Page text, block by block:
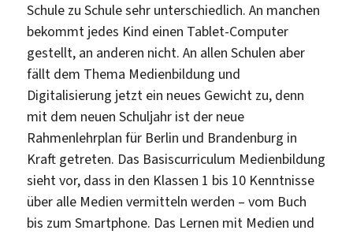
Schule zu Schule sehr unterschiedlich. An manchen
bekommt jedes Kind einen Tablet-Computer
gestellt, an anderen nicht. An allen Schulen aber
fällt dem Thema Medienbildung und
Digitalisierung jetzt ein neues Gewicht zu, denn
mit dem neuen Schuljahr ist der neue
Rahmenlehrplan für Berlin und Brandenburg in
Kraft getreten. Das Basiscurriculum Medienbildung
sieht vor, dass in den Klassen 1 bis 10 Kenntnisse
über alle Medien vermitteln werden – vom Buch
bis zum Smartphone. Das Lernen mit Medien und